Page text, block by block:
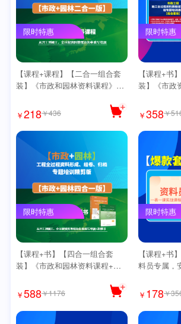
限时特惠
【课程+课程】【二合一组合套
装】《市政和园林资料课程》
￥218￥436
限时特惠
【课程+书
装】《市政
￥358￥
限时特惠
【课程+书】【四合一组合套
装】《市政和园林资料课程+市
《思维导图》
￥588￥1176
限时特惠
【课程+书
料员专属，
￥ 178￥